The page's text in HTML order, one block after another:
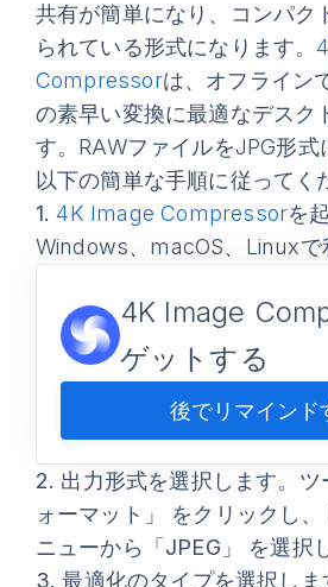
共有が簡単になり、コンパク
られている形式になります。
Compressorは、オフライン
の素早い変換に最適なデスク
す。RAWファイルをJPG形式
以下の簡単な手順に従ってく
1. 4K Image Compressorを
Windows、macOS、Linuxで
4K Image
ゲットする
後でリマインド
2. 出力形式を選択します。ツ
ォーマット」
をクリックし
ニューから
「JPEG」
を選択
3. 最適化のタイプを選択し